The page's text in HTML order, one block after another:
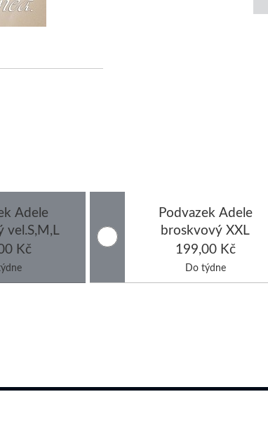
Adele
Kč
Podvazek Adele
broskvový XXL
199,00 Kč
Do týdne